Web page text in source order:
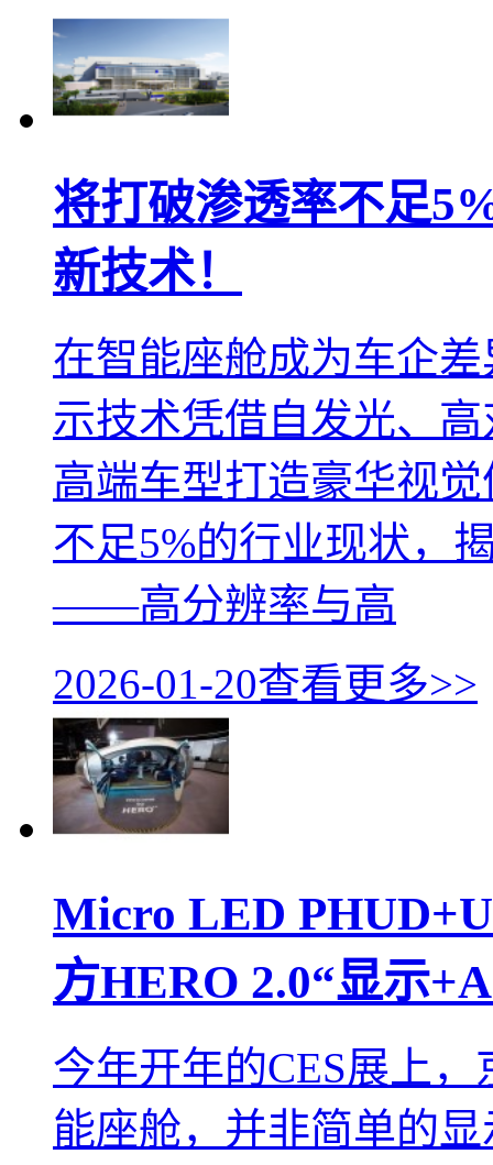
将打破渗透率不足
新技术！
在智能座舱成为车企
示技术凭借自发光、
高端车型打造豪华视
不足5%的行业现状，
——高分辨率与高
2026-01-20查看更多>>
Micro LED
方HERO 2.0“显示
今年开年的CES展上
能座舱，并非简单的